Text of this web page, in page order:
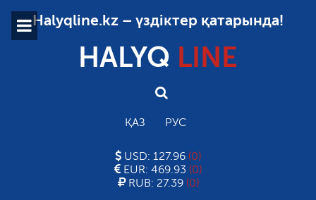
Halyqline.kz – үздіктер қатарында!
HALYQ LINE
ҚАЗ РУС
USD: 127.96 (0)
EUR: 469.93 (0)
RUB: 27.39 (0)